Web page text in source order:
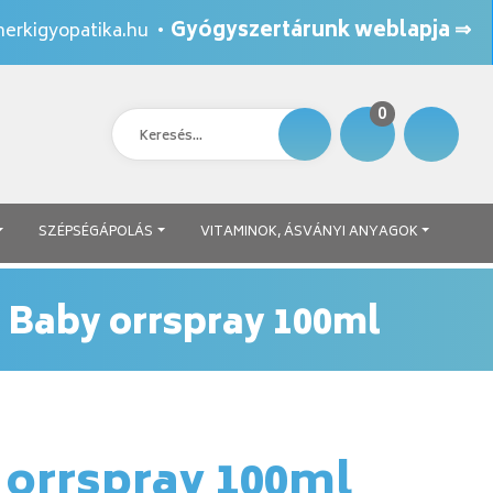
• Gyógyszertárunk weblapja ⇒
0
SZÉPSÉGÁPOLÁS VITAMINOK, ÁSVÁNYI ANYAGOK
orrspray 100ml